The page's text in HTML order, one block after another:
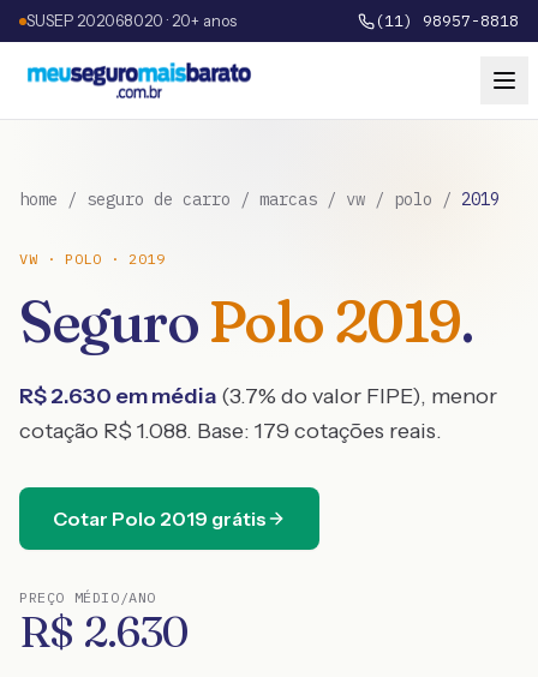
SUSEP 202068020 · 20+ anos (11) 98957-8818
home / seguro de carro / marcas / vw / polo / 2019
VW ·POLO ·2019
SeguroPolo2019.
R$2.630 em média (3.7% do valor FIPE), menor
cotação R$ 1.088. Base: 179 cotações reais.
Cotar Polo 2019 grátis
PREÇO MÉDIO/ANO
R$ 2.630